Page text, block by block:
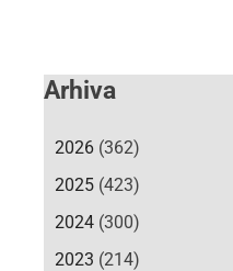
Arhiva
2026 (362)
2025 (423)
2024 (300)
2023 (214)